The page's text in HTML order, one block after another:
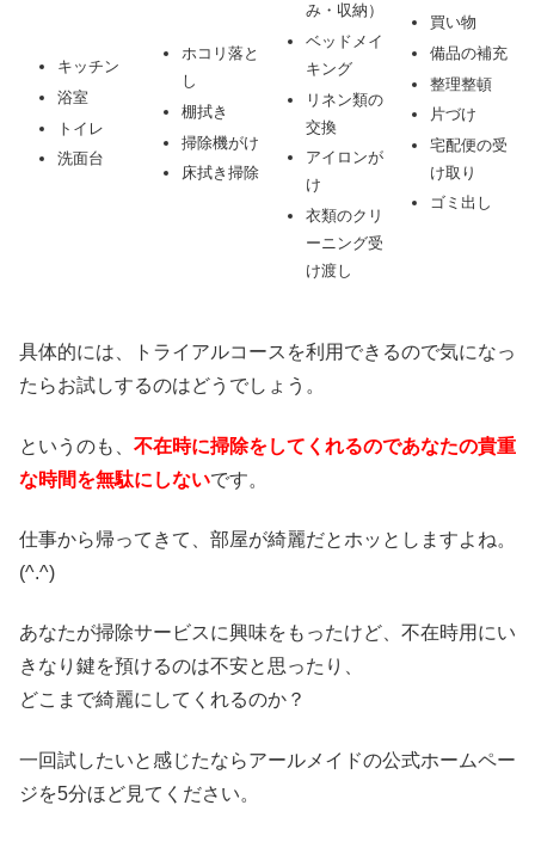
キッチン
浴室
トイレ
洗面台
ホコリ落と
し
棚拭き
掃除機がけ
床拭き掃除
み・収納）
ベッドメイ
キング
リネン類の
交換
アイロンが
け
衣類のクリ
ーニング受
け渡し
買い物
備品の補充
整理整頓
片づけ
宅配便の受
け取り
ゴミ出し
具体的には、トライアルコースを利用できるので気になっ
たらお試しするのはどうでしょう。
というのも、 不在時に掃除をしてくれるのであなたの貴重
な時間を無駄にしないです。
仕事から帰ってきて、部屋が綺麗だとホッとしますよね。
(^.^)
あなたが掃除サービスに興味をもったけど、不在時用にい
きなり鍵を預けるのは不安と思ったり、
どこまで綺麗にしてくれるのか？
一回試したいと感じたならアールメイドの公式ホームペー
ジを5分ほど見てください。